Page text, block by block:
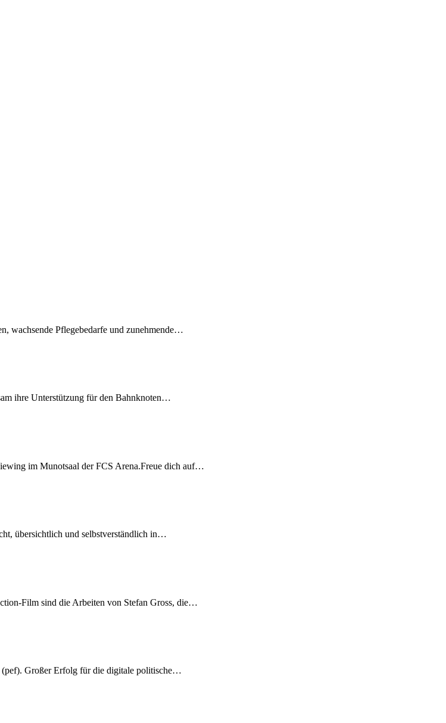
wachsende Pflegebedarfe und zunehmende…
ihre Unterstützung für den Bahnknoten…
im Munotsaal der FCS Arena.Freue dich auf…
übersichtlich und selbstverständlich in…
Film sind die Arbeiten von Stefan Gross, die…
(pef). Großer Erfolg für die digitale politische…